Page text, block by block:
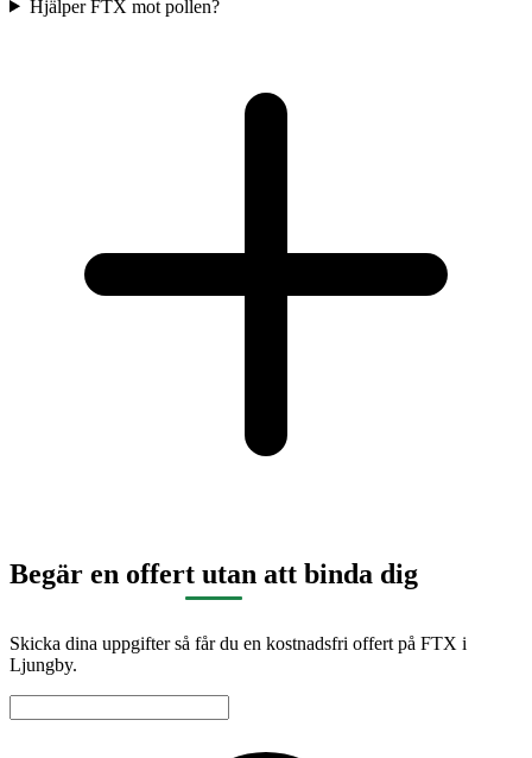
Hjälper FTX mot pollen?
Begär en offert utan att binda dig
Skicka dina uppgifter så får du en kostnadsfri offert på FTX i
Ljungby.